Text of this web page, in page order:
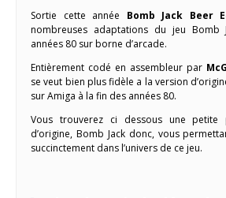
Sortie cette année Bomb Jack Beer
nombreuses adaptations du jeu Bomb
années 80 sur borne d’arcade.
Entièrement codé en assembleur par
se veut bien plus fidèle a la version
sur Amiga à la fin des années 80.
Vous trouverez ci dessous une petite
d’origine, Bomb Jack donc, vous
succinctement dans l’univers de ce jeu.